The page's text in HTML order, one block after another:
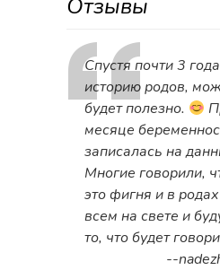
Отзывы
Спустя почти 3
историю родов,
будет полезно.
месяце
записалась на
Многие говорили,
это фигня и в
всем на свете и
то, что будет
--